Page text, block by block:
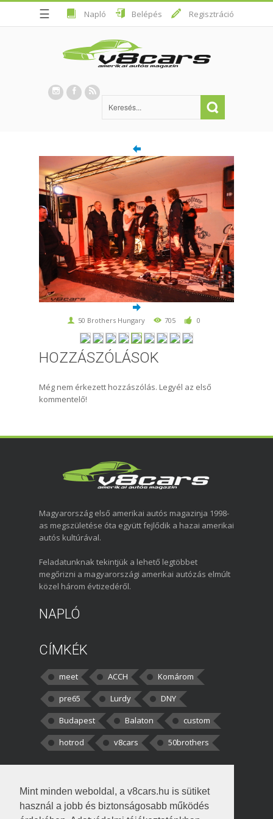
Mint minden weboldal, a v8cars.hu is sütiket
használ a jobb és biztonságosabb működés
☰ Napló Belépés Regisztráció
50 Brothers Hungary 705 0
HOZZÁSZÓLÁSOK
Még nem érkezett hozzászólás. Legyél az első
kommentelő!
Magyarország első amerikai autós magazinja 1998-
as megszületése óta együtt fejlődik a hazai amerikai
autós kultúrával.
Feladatunknak tekintjük a lehető legtöbbet
megőrizni a magyarországi amerikai autózás elmúlt
közel három évtizedéről.
NAPLÓ
CÍMKÉK
meet ACCH
Komárom
pre65
Lurdy
DNY
Budapest
Balaton
custom
hotrod
v8cars 50brothers
kortisz:Elszúrtam! Én csak két
darabbaal számoltam. Nem tudtam, hogy fél autót,